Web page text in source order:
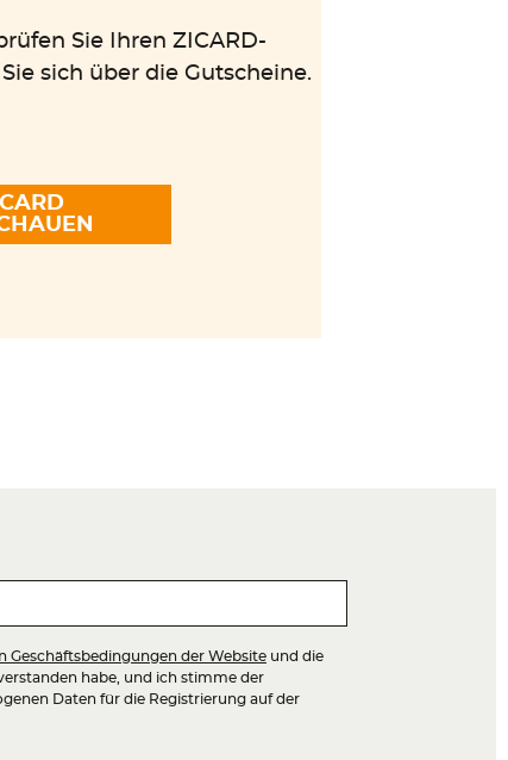
Sie Ihren ZICARD-
sich über die Gutscheine.
Geschäftsbedingungen der Websiteund die
habe, und ich stimme der
Daten für die Registrierung auf der